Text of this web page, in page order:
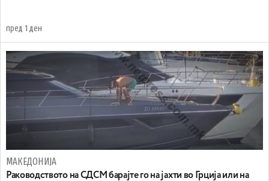
пред 1 ден
МАКЕДОНИЈА
Раководството на СДСМ барајте го на јахти во Грција или на